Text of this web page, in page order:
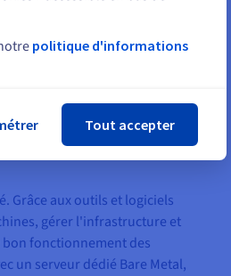
d'automatisation
surveiller les
comment
Grâce aux outils et logiciels
gérer l'infrastructure et
fonctionnement des
un serveur dédié Bare Metal,
politique d'informations
Tout accepter